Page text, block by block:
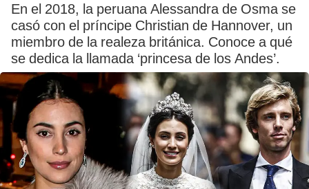
En el 2018, la peruana Alessandra de Osma se
casó con el príncipe Christian de Hannover, un
miembro de la realeza británica. Conoce a qué
se dedica la llamada ‘princesa de los Andes’.